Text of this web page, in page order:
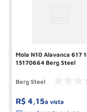
Mola N10 Alavanca 617
15170664 Berg Steel
Berg Steel
R$ 4 15à vista